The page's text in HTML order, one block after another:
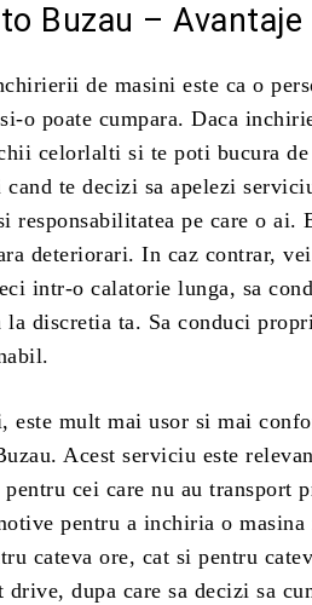
Buzau – Avantaje
de masini este ca o
o poate cumpara. Daca
celorlalti si te poti bucura
te decizi sa apelezi
responsabilitatea pe care o ai.
deteriorari. In caz contrar,
intr-o calatorie lunga, sa
la discretia ta. Sa conduci
este mult mai usor si mai
Acest serviciu este
cei care nu au transport
pentru a inchiria o
cateva ore, cat si pentru
drive, dupa care sa decizi sa